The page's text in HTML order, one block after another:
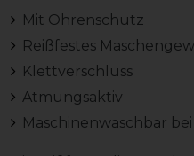
Mit Ohrenschutz
Reißfestes
Klettverschluss
Atmungsaktiv
Maschinenwaschbar